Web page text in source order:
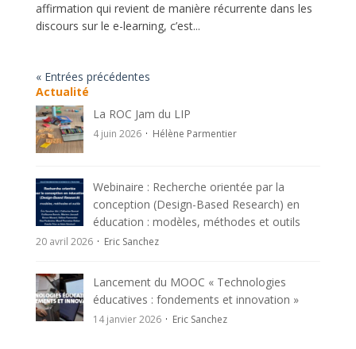
affirmation qui revient de manière récurrente dans les
discours sur le e-learning, c’est...
« Entrées précédentes
Actualité
La ROC Jam du LIP
4 juin 2026 Hélène Parmentier
Webinaire : Recherche orientée par la
conception (Design-Based Research) en
éducation : modèles, méthodes et outils
20 avril 2026 Eric Sanchez
Lancement du MOOC « Technologies
éducatives : fondements et innovation »
14 janvier 2026 Eric Sanchez